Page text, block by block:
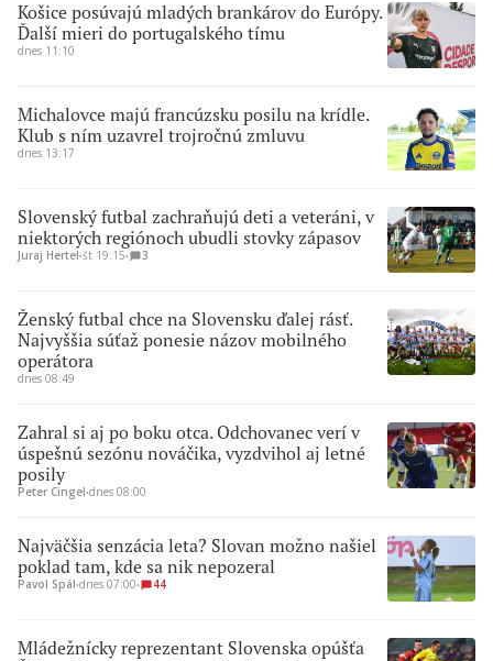
Košice posúvajú mladých brankárov do Európy.
Ďalší mieri do portugalského tímu
dnes 11:10
Michalovce majú francúzsku posilu na krídle.
Klub s ním uzavrel trojročnú zmluvu
dnes 13:17
Slovenský futbal zachraňujú deti a veteráni, v
niektorých regiónoch ubudli stovky zápasov
Juraj Hertel∙št 19:15∙ 3
Ženský futbal chce na Slovensku ďalej rásť.
Najvyššia súťaž ponesie názov mobilného
operátora
dnes 08:49
Zahral si aj po boku otca. Odchovanec verí v
úspešnú sezónu nováčika, vyzdvihol aj letné
posily
Peter Cingel∙dnes 08:00
Najväčšia senzácia leta? Slovan možno našiel
poklad tam, kde sa nik nepozeral
Pavol Spál∙dnes 07:00∙ 44
Mládežnícky reprezentant Slovenska opúšťa